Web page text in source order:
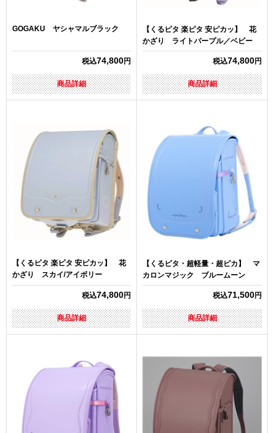
GOGAKU ヤシャマルブラック
税込74,800円
商品詳細
【くるピタ 楽ピタ 安ピカッ】 花
かざり ライトパープル／ベビー
税込74,800円
商品詳細
【くるピタ 楽ピタ 安ピカッ】 花
かざり スカイ/アイボリー
税込74,800円
商品詳細
【くるピタ・超軽量・超ピカ】 マ
カロンマジック ブルームーン
税込71,500円
商品詳細